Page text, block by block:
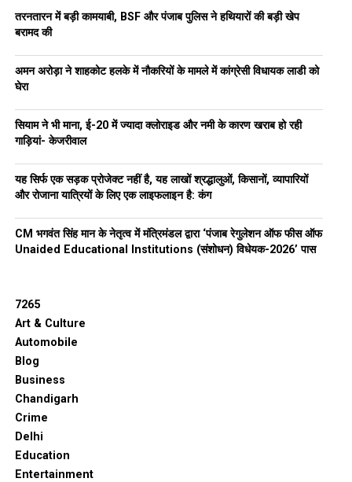
तरनतारन में बड़ी कामयाबी, BSF और पंजाब पुलिस ने हथियारों की बड़ी खेप
बरामद की
अमन अरोड़ा ने शाहकोट हलके में नौकरियों के मामले में कांग्रेसी विधायक लाडी को
घेरा
सियाम ने भी माना, ई-20 में ज्यादा क्लोराइड और नमी के कारण खराब हो रही
गाड़ियां- केजरीवाल
यह सिर्फ एक सड़क प्रोजेक्ट नहीं है, यह लाखों श्रद्धालुओं, किसानों, व्यापारियों
और रोजाना यात्रियों के लिए एक लाइफलाइन है: कंग
CM भगवंत सिंह मान के नेतृत्व में मंत्रिमंडल द्वारा ‘पंजाब रेगुलेशन ऑफ फीस ऑफ
Unaided Educational Institutions (संशोधन) विधेयक-2026’ पास
7265
Art & Culture
Automobile
Blog
Business
Chandigarh
Crime
Delhi
Education
Entertainment